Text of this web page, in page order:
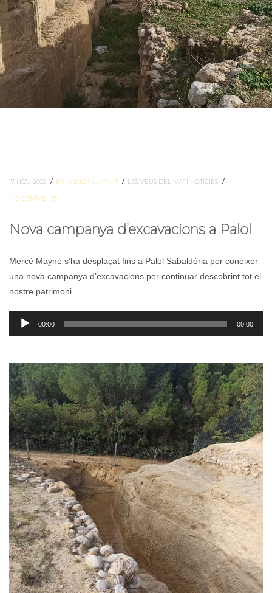
17 NOV. 2022 / BY RADIO VILAFANT / LES VEUS DEL MATÍ NOTÍCIES /
NO COMMENTS
Nova campanya d’excavacions a Palol
Mercè Mayné s’ha desplaçat fins a Palol Sabaldòria per conèixer
una nova campanya d’excavacions per continuar descobrint tot el
nostre patrimoni.
Reproductor
d'àudio
00:00 00:00